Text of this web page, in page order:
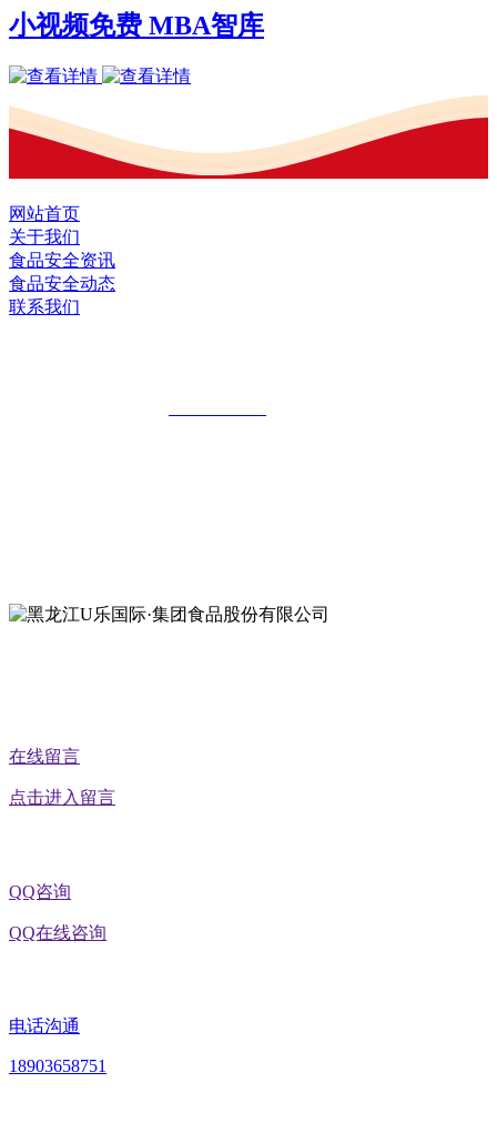
小视频免费 MBA智库
网站首页
关于我们
食品安全资讯
食品安全动态
联系我们
在线留言
点击进入留言
QQ咨询
QQ在线咨询
电话沟通
18903658751